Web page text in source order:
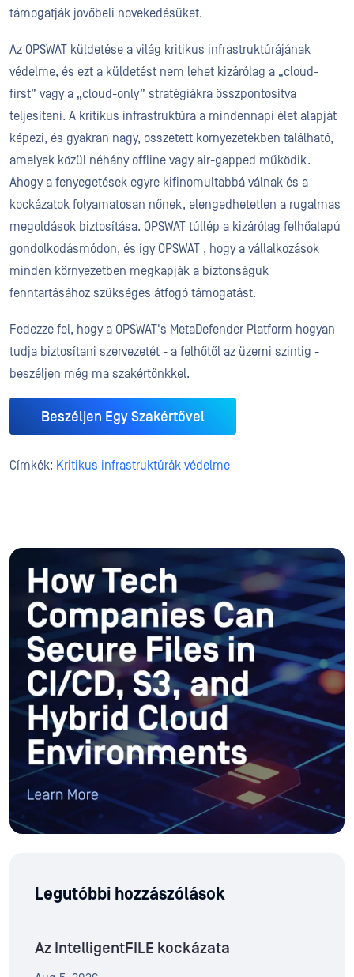
támogatják jövőbeli növekedésüket.
Az OPSWAT küldetése a világ kritikus infrastruktúrájának
védelme, és ezt a küldetést nem lehet kizárólag a „cloud-
first” vagy a „cloud-only” stratégiákra összpontosítva
teljesíteni. A kritikus infrastruktúra a mindennapi élet alapját
képezi, és gyakran nagy, összetett környezetekben található,
amelyek közül néhány offline vagy air-gapped működik.
Ahogy a fenyegetések egyre kifinomultabbá válnak és a
kockázatok folyamatosan nőnek, elengedhetetlen a rugalmas
megoldások biztosítása. OPSWAT túllép a kizárólag felhőalapú
gondolkodásmódon, és így OPSWAT , hogy a vállalkozások
minden környezetben megkapják a biztonságuk
fenntartásához szükséges átfogó támogatást.
Fedezze fel, hogy a OPSWAT's MetaDefender Platform hogyan
tudja biztosítani szervezetét - a felhőtől az üzemi szintig -
beszéljen még ma szakértőnkkel.
Beszéljen Egy Szakértővel
Címkék: Kritikus infrastruktúrák védelme
Legutóbbi hozzászólások
Az IntelligentFILE kockázata